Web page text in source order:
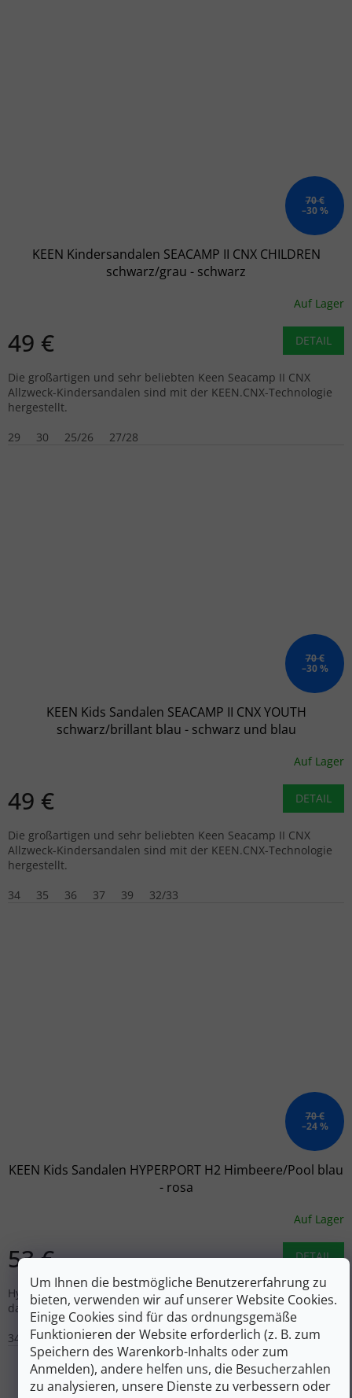
Um Ihnen die bestmögliche Benutzererfahrung zu
bieten, verwenden wir auf unserer Website Cookies.
Einige Cookies sind für das ordnungsgemäße
Funktionieren der Website erforderlich (z. B. zum
Speichern des Warenkorb-Inhalts oder zum
Anmelden), andere helfen uns, die Besucherzahlen
zu analysieren, unsere Dienste zu verbessern oder
70 €
–30 %
KEEN Kindersandalen SEACAMP II CNX CHILDREN
schwarz/grau - schwarz
Auf Lager
49 € DETAIL
Die großartigen und sehr beliebten Keen Seacamp II CNX
Allzweck-Kindersandalen sind mit der KEEN.CNX-Technologie
hergestellt.
29
30 25/26 27/28
70 €
–30 %
KEEN Kids Sandalen SEACAMP II CNX YOUTH
schwarz/brillant blau - schwarz und blau
Auf Lager
49 € DETAIL
Die großartigen und sehr beliebten Keen Seacamp II CNX
Allzweck-Kindersandalen sind mit der KEEN.CNX-Technologie
hergestellt.
34
35 36 37 39 32/33
70 €
–24 %
KEEN Kids Sandalen HYPERPORT H2 Himbeere/Pool blau
- rosa
Auf Lager
53 € DETAIL
Hyperport H2 Kindersandalen mit einem robusteren Look für
das Wasser, rundum, aber auch für die Stadt.
34
35 36 37 38 32/33